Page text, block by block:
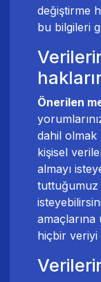
değiştirme
bu bilgileri
Önerilen
dahil olmak
kişisel
almayı
tuttuğumuz
hiçbir veriyi